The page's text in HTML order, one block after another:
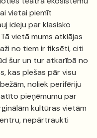
vietai piemīt
ideju par klasisko
vietā mums atklājas
no tiem ir fiksēti, citi
šur un tur atkarībā no
kas plešas pār visu
noliek perifēriju
pieņēmumu par
kultūras vietām
nepārtraukti